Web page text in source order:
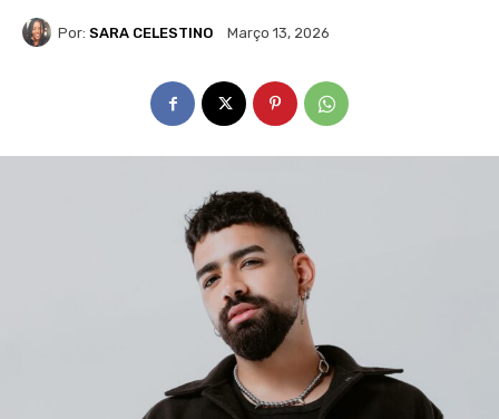
Por: SARA CELESTINO Março 13, 2026